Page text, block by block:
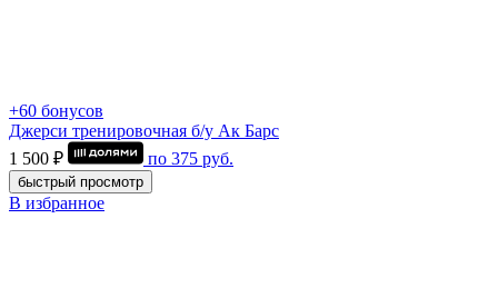
+60 бонусов
Джерси тренировочная б/у Ак Барс
1 500 ₽
по 375 руб.
быстрый просмотр
В избранное